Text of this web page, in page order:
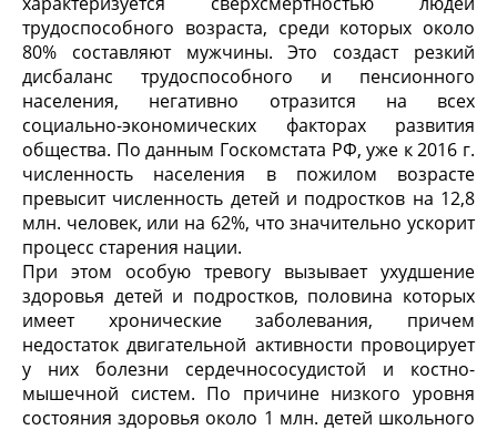
трудоспособного возраста, среди которых около
80% составляют мужчины. Это создаст резкий
дисбаланс трудоспособного и пенсионного
населения, негативно отразится на всех
социально-экономических факторах развития
общества. По данным Госкомстата РФ, уже к 2016 г.
численность населения в пожилом возрасте
превысит численность детей и подростков на 12,8
млн. человек, или на 62%, что значительно ускорит
процесс старения нации.
При этом особую тревогу вызывает ухудшение
здоровья детей и подростков, половина которых
имеет хронические заболевания, причем
недостаток двигательной активности провоцирует
у них болезни сердечнососудистой и костно-
мышечной систем. По причине низкого уровня
состояния здоровья около 1 млн. детей школьного